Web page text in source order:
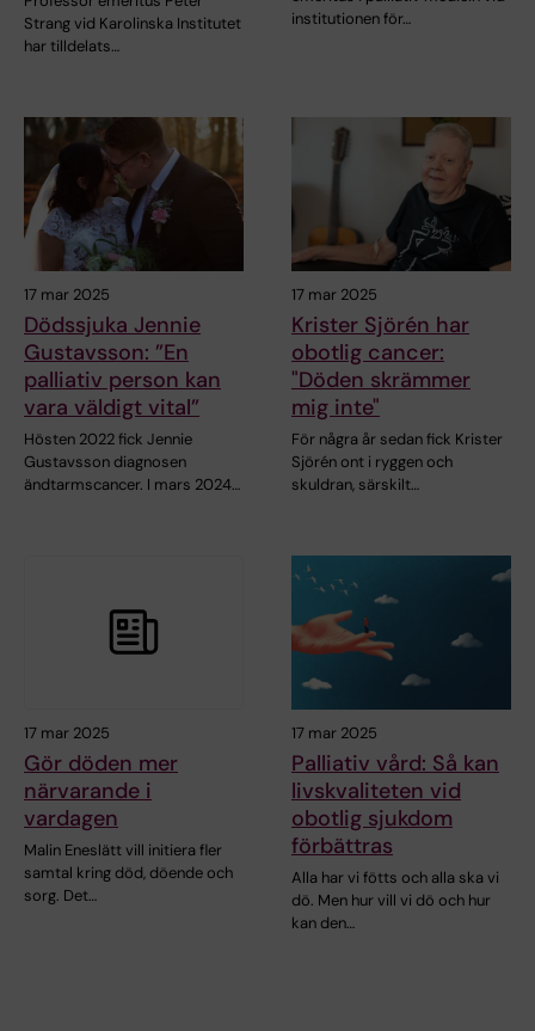
Strang vid Karolinska Institutet
har tilldelats…
institutionen för…
17 mar 2025
Dödssjuka Jennie
Gustavsson: ”En
palliativ person kan
vara väldigt vital”
Hösten 2022 fick Jennie
Gustavsson diagnosen
ändtarmscancer. I mars 2024…
17 mar 2025
Krister Sjörén har
obotlig cancer:
"Döden skrämmer
mig inte"
För några år sedan fick Krister
Sjörén ont i ryggen och
skuldran, särskilt…
17 mar 2025
Gör döden mer
närvarande i
vardagen
Malin Eneslätt vill initiera fler
samtal kring död, döende och
sorg. Det…
17 mar 2025
Palliativ vård: Så kan
livskvaliteten vid
obotlig sjukdom
förbättras
Alla har vi fötts och alla ska vi
dö. Men hur vill vi dö och hur
kan den…